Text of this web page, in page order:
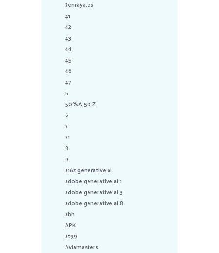
3enraya.es
41
42
43
44
45
46
47
5
50%A 50 Z
6
7
71
8
9
a16z generative ai
adobe generative ai 1
adobe generative ai 3
adobe generative ai 8
ahh
APK
at99
Aviamasters